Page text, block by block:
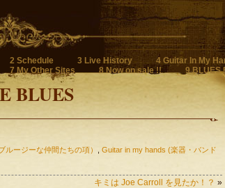
2 Schedule 3 Live History 4 Guitar In My
7 My Other Sites
8 Now on sale !! 9 BLUES
BLUES
ルージーな仲間たちの項）
Guitar in my hands (楽器・バンド
キミは Joe Carroll を見たか！？ »